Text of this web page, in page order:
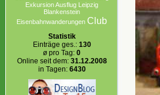
Exkursion Ausflug Leipzig
Blankenstein
Eisenbahnwanderungen Club
Statistik
Einträge ges.: 130
ø pro Tag: 0
Online seit dem: 31.12.2008
in Tagen: 6430